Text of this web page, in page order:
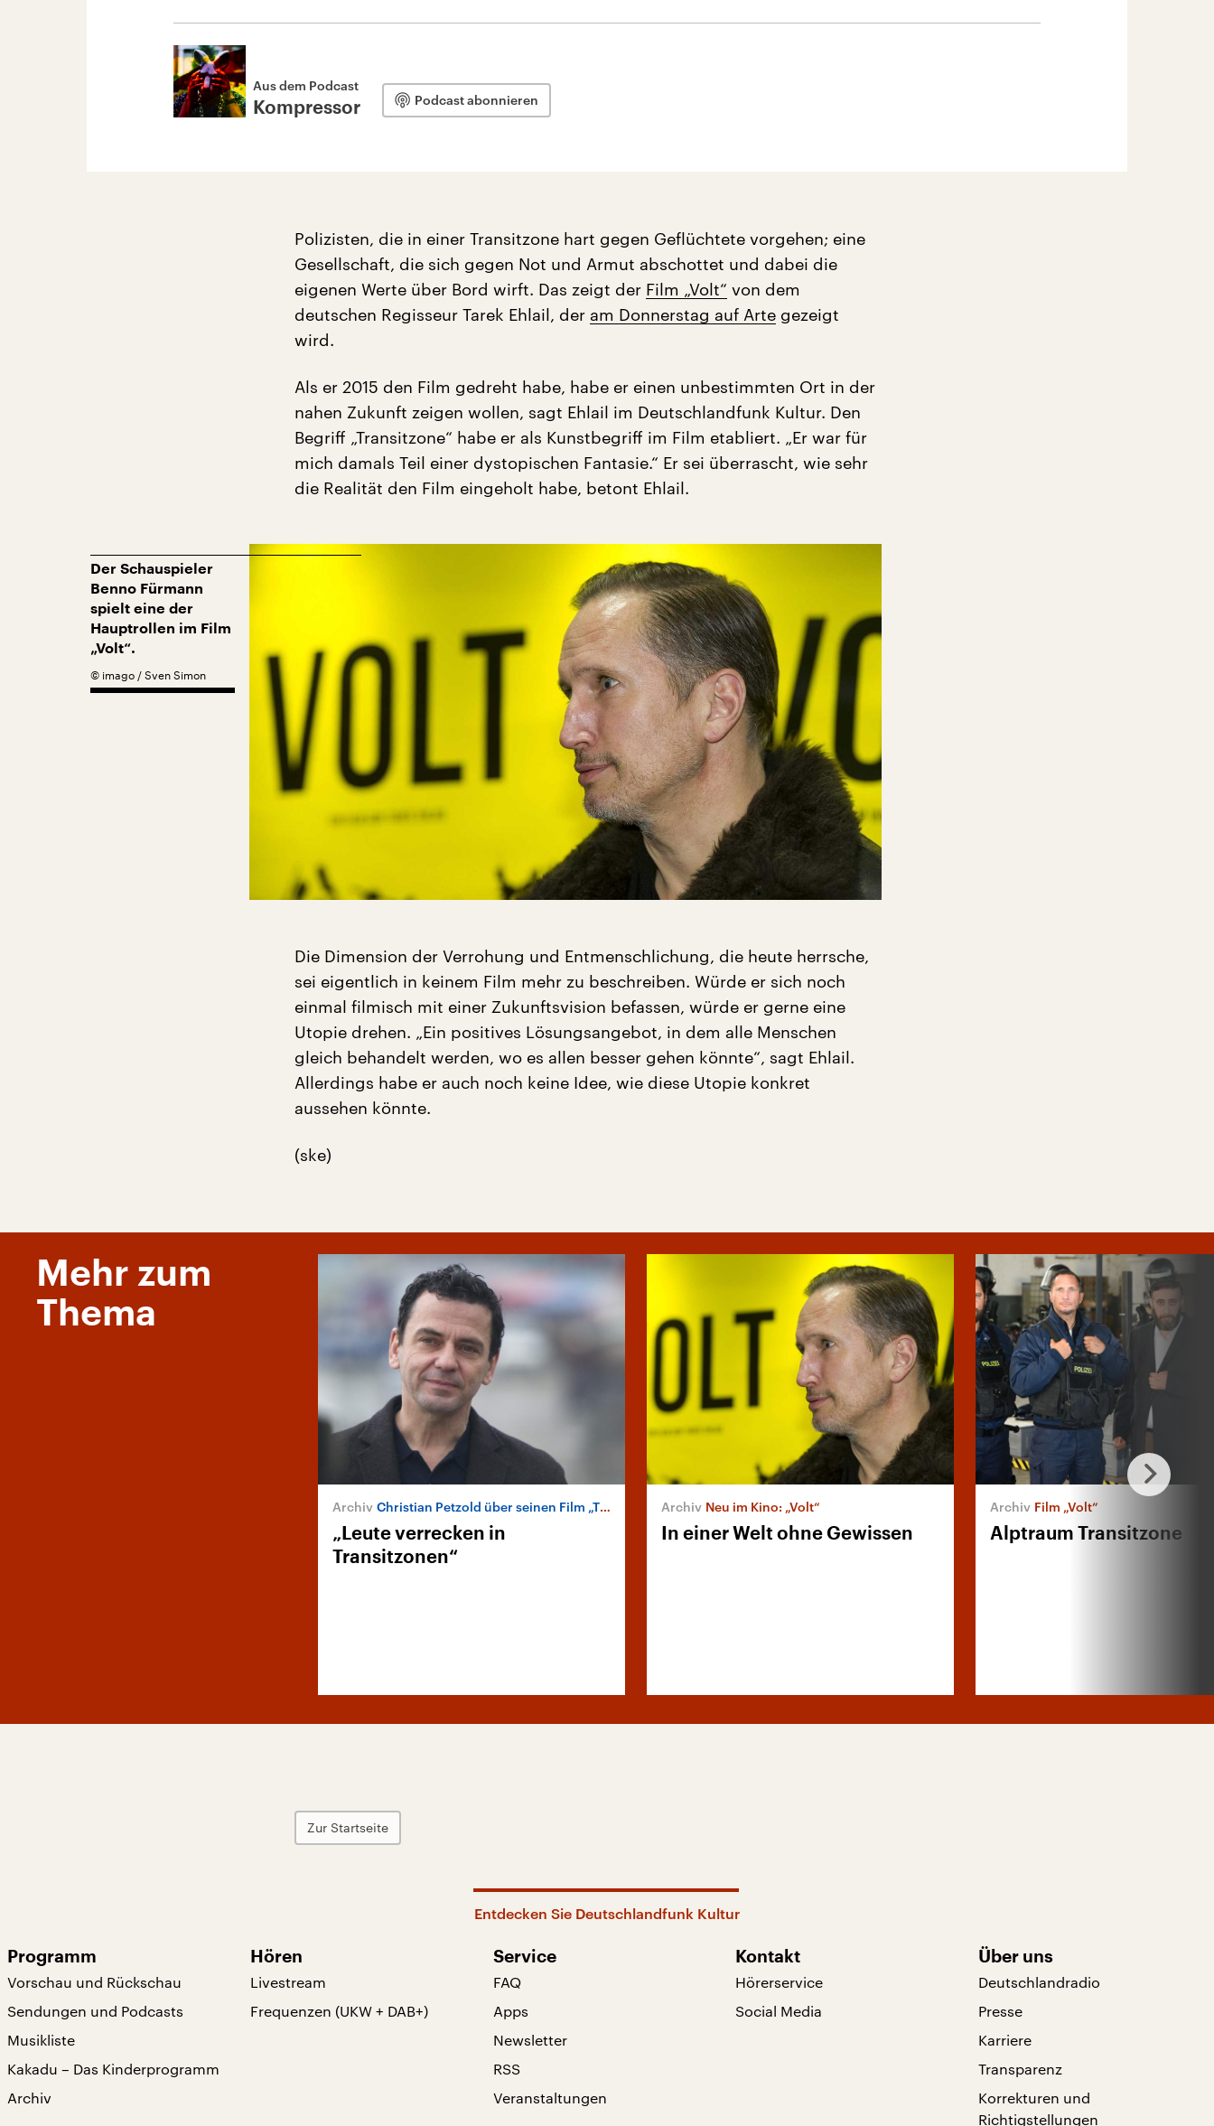
Aus dem Podcast
Kompressor Podcast abonnieren
Polizisten, die in einer Transitzone hart gegen Geflüchtete vorgehen; eine
Gesellschaft, die sich gegen Not und Armut abschottet und dabei die
eigenen Werte über Bord wirft. Das zeigt der Film „Volt“ von dem
deutschen Regisseur Tarek Ehlail, der am Donnerstag auf Arte gezeigt
wird.
Als er 2015 den Film gedreht habe, habe er einen unbestimmten Ort in der
nahen Zukunft zeigen wollen, sagt Ehlail im Deutschlandfunk Kultur. Den
Begriff „Transitzone“ habe er als Kunstbegriff im Film etabliert. „Er war für
mich damals Teil einer dystopischen Fantasie.“ Er sei überrascht, wie sehr
die Realität den Film eingeholt habe, betont Ehlail.
Der Schauspieler
Benno Fürmann
spielt eine der
Hauptrollen im Film
„Volt“.
© imago / Sven Simon
Die Dimension der Verrohung und Entmenschlichung, die heute herrsche,
sei eigentlich in keinem Film mehr zu beschreiben. Würde er sich noch
einmal filmisch mit einer Zukunftsvision befassen, würde er gerne eine
Utopie drehen. „Ein positives Lösungsangebot, in dem alle Menschen
gleich behandelt werden, wo es allen besser gehen könnte“, sagt Ehlail.
Allerdings habe er auch noch keine Idee, wie diese Utopie konkret
aussehen könnte.
(ske)
Mehr zum
Thema
Christian Petzold über seinen Film „Transit“
„Leute verrecken in
Transitzonen“
Neu im Kino: „Volt“
In einer Welt ohne Gewissen
Film „Volt“
Alptraum Transitzone
Zur Startseite
Entdecken Sie Deutschlandfunk Kultur
Programm
Vorschau und Rückschau
Sendungen und Podcasts
Musikliste
Kakadu – Das Kinderprogramm
Archiv
Hören
Livestream
Frequenzen (UKW + DAB+)
Service
FAQ
Apps
Newsletter
RSS
Veranstaltungen
Kontakt
Hörerservice
Social Media
Über uns
Deutschlandradio
Presse
Karriere
Transparenz
Korrekturen und
Richtigstellungen